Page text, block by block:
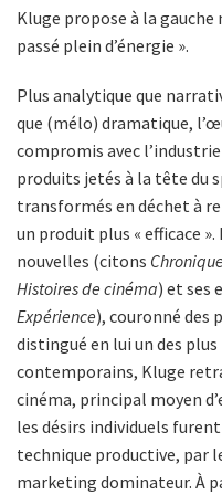
Kluge propose à la
passé plein d’énergie ».
Plus analytique que
que (mélo) dramatique,
compromis avec
produits jetés à la tête du
transformés en déchet à
un produit plus « efficace
nouvelles (citons
Histoires de cinéma) et ses
Expérience), couronné des
distingué en lui un des
contemporains, Kluge
cinéma, principal moyen
les désirs individuels
technique productive, par
marketing dominateur. À